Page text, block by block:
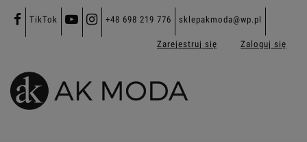
TikTok +48 698 219 776 sklepakmoda@wp.pl
Zarejestruj się Zaloguj się